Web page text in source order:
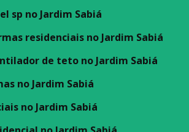
sp no Jardim Sabiá
residenciais no Jardim Sabiá
de teto no Jardim Sabiá
no Jardim Sabiá
no Jardim Sabiá